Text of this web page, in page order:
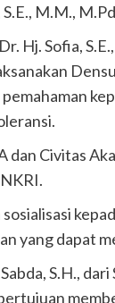
M.M.,
Hj. Sofia,
dan Civitas
yang dapat
S.H.,